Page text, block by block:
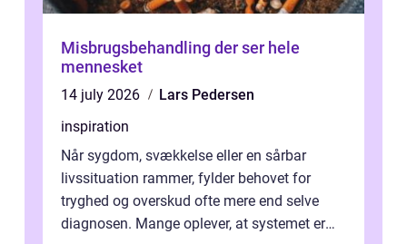
Misbrugsbehandling der ser hele
mennesket
14 july 2026
Lars Pedersen
inspiration
Når sygdom, svækkelse eller en sårbar
livssituation rammer, fylder behovet for
tryghed og overskud ofte mere end selve
diagnosen. Mange oplever, at systemet er